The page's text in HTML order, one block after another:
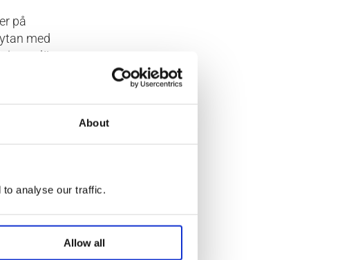
About
analyse our traffic.
Allow all
på
med
lätt
saker.